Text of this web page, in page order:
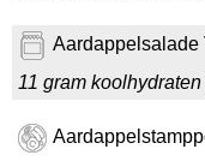
Aardappelsalade
11 gram koolhydraten